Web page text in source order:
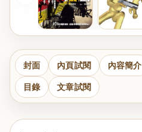
封面 內頁試閱 內容簡介
目錄 文章試閱